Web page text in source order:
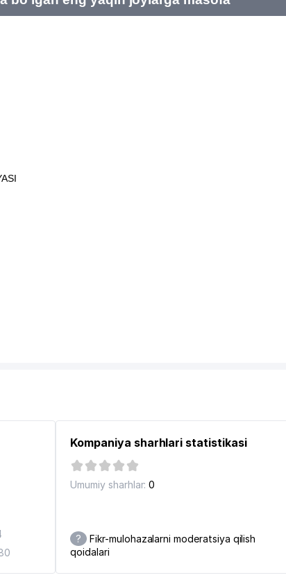
Kompaniya sharhlari statistikasi
Umumiy sharhlar: 0
?
Fikr-mulohazalarni moderatsiya qilish
qoidalari